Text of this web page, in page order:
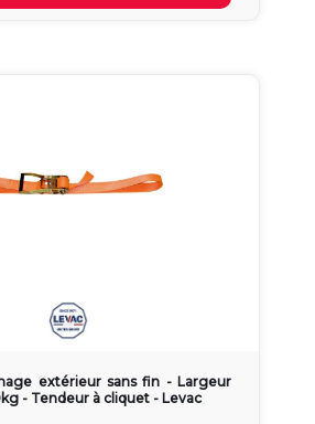
extérieur sans fin - Largeur
- Tendeur à cliquet - Levac